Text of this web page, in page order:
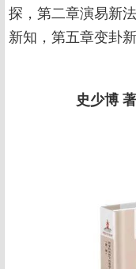
探，第二章演易新
新知，第五章变卦
史少博